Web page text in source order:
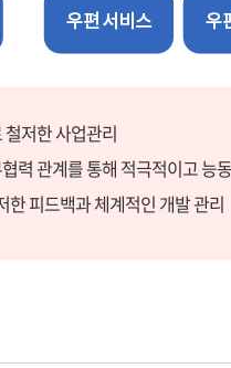
저한 사업관리
력 관계를 통해 적극적이고 능
피드백과 체계적인 개발 관리